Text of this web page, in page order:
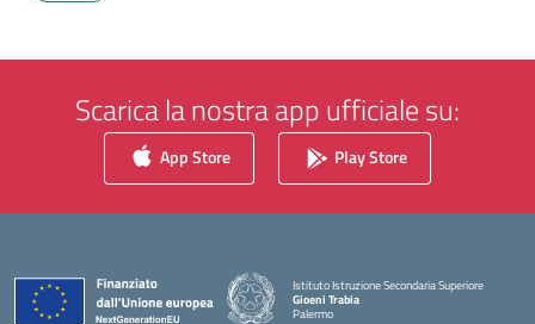
Scarica la nostra app ufficiale su:
App Store Play Store
Istituto Istruzione Secondaria Superiore
Gioeni Trabia
Palermo